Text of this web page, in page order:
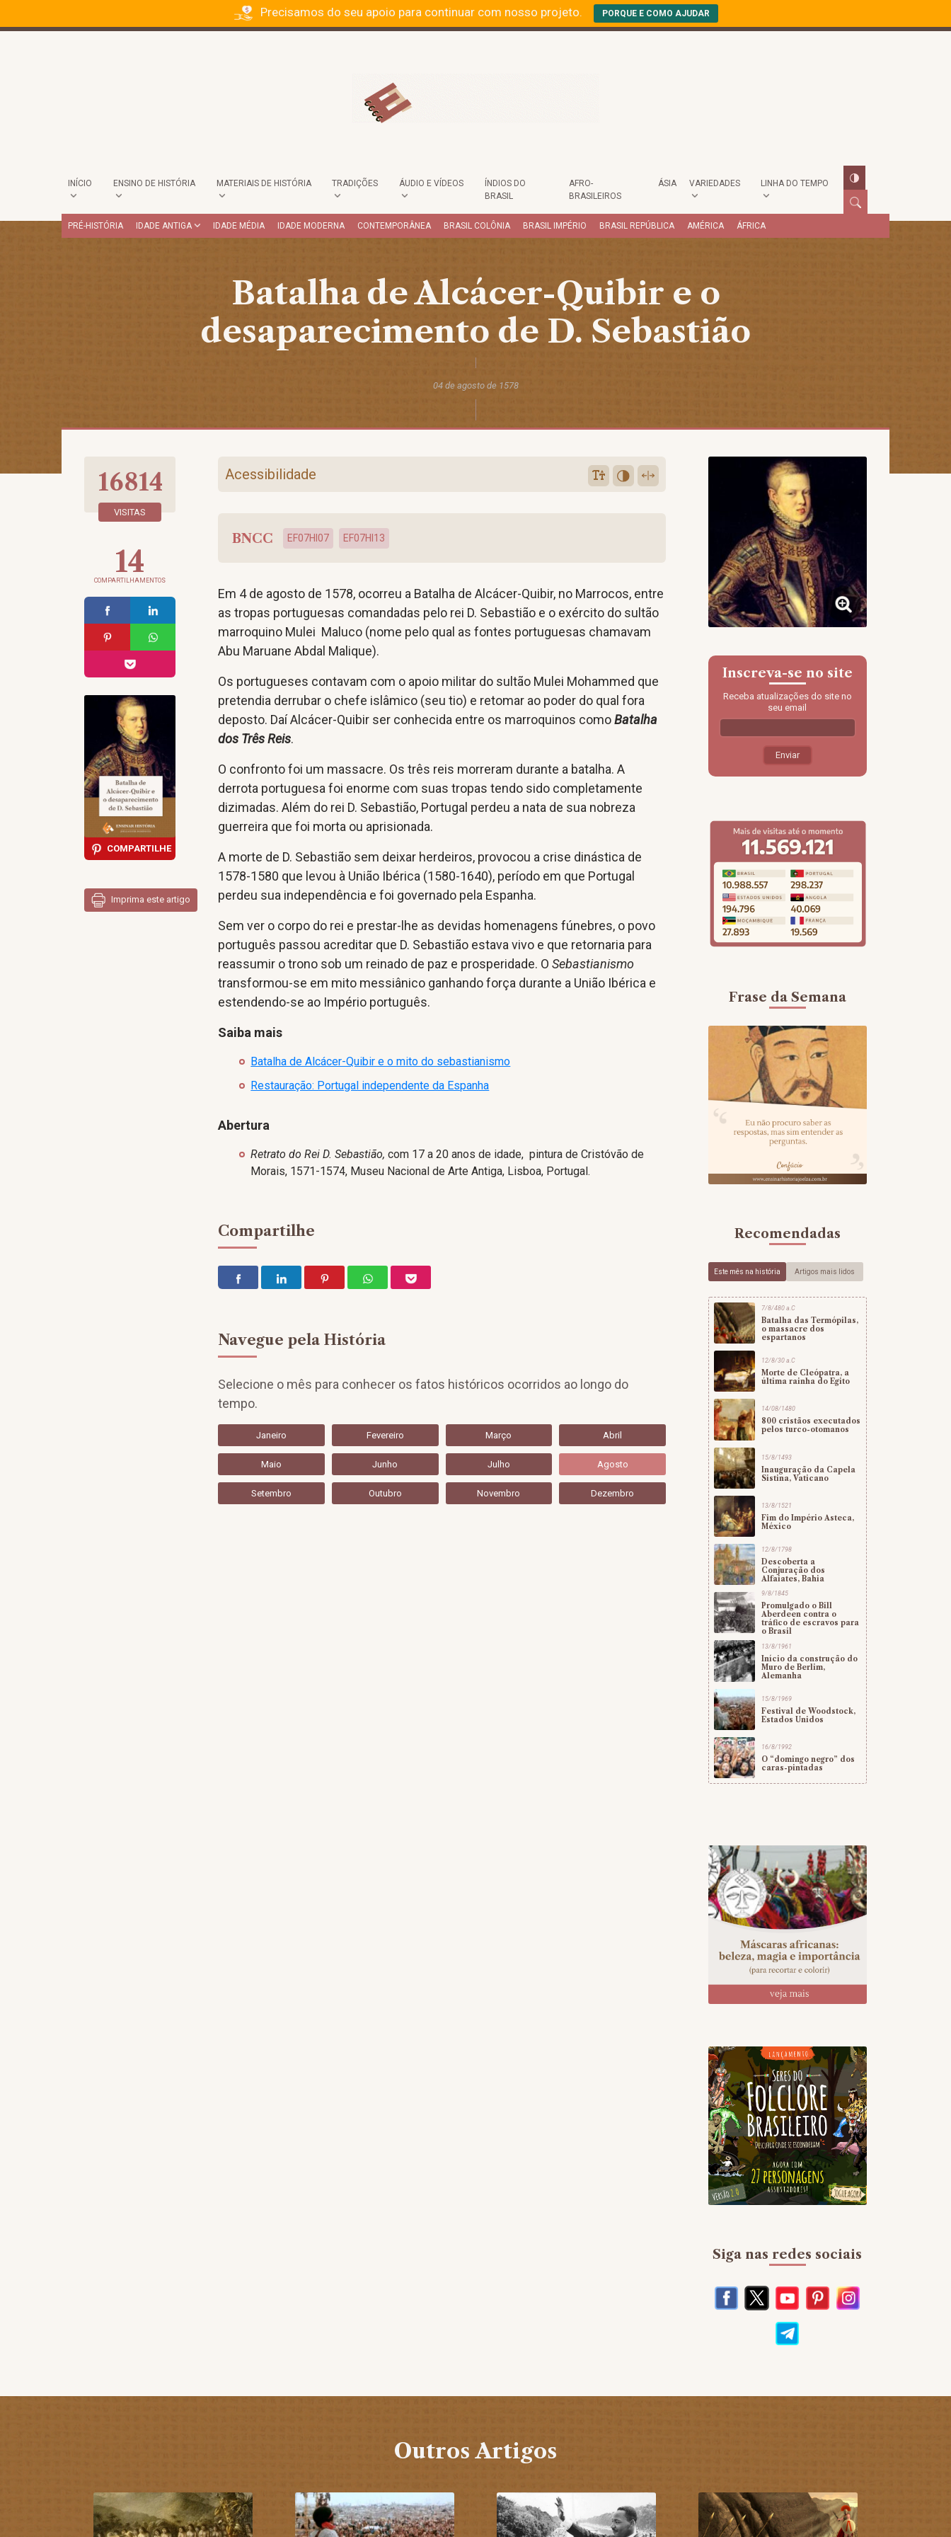
Precisamos do seu apoio para continuar com nosso projeto. PORQUE E COMO AJUDAR
INÍCIO ENSINO DE HISTÓRIA MATERIAIS DE HISTÓRIA TRADIÇÕES ÁUDIO E VÍDEOS
ÍNDIOS DO
BRASIL
AFRO-
BRASILEIROS
ÁSIA VARIEDADES LINHA DO TEMPO
PRÉ-HISTÓRIA IDADE ANTIGA IDADE MÉDIA IDADE MODERNA CONTEMPORÂNEA BRASIL COLÔNIA BRASIL IMPÉRIO BRASIL REPÚBLICA AMÉRICA ÁFRICA
Batalha de Alcácer-Quibir e o
desaparecimento de D. Sebastião
04 de agosto de 1578
16814
VISITAS
14
COMPARTILHAMENTOS
COMPARTILHE
Imprima este artigo
Acessibilidade
BNCC EF07HI07 EF07HI13
Em 4 de agosto de 1578, ocorreu a Batalha de Alcácer-Quibir, no Marrocos, entre
as tropas portuguesas comandadas pelo rei D. Sebastião e o exército do sultão
marroquino Mulei Maluco (nome pelo qual as fontes portuguesas chamavam
Abu Maruane Abdal Malique).
Os portugueses contavam com o apoio militar do sultão Mulei Mohammed que
pretendia derrubar o chefe islâmico (seu tio) e retomar ao poder do qual fora
deposto. Daí Alcácer-Quibir ser conhecida entre os marroquinos comoBatalha
dos Três Reis.
O confronto foi um massacre. Os três reis morreram durante a batalha. A
derrota portuguesa foi enorme com suas tropas tendo sido completamente
dizimadas. Além do rei D. Sebastião, Portugal perdeu a nata de sua nobreza
guerreira que foi morta ou aprisionada.
A morte de D. Sebastião sem deixar herdeiros, provocou a crise dinástica de
1578-1580 que levou à União Ibérica (1580-1640), período em que Portugal
perdeu sua independência e foi governado pela Espanha.
Sem ver o corpo do rei e prestar-lhe as devidas homenagens fúnebres, o povo
português passou acreditar que D. Sebastião estava vivo e que retornaria para
reassumir o trono sob um reinado de paz e prosperidade. OSebastianismo
transformou-se em mito messiânico ganhando força durante a União Ibérica e
estendendo-se ao Império português.
Saiba mais
Batalha de Alcácer-Quibir e o mito do sebastianismo
Restauração: Portugal independente da Espanha
Abertura
Retrato do Rei D. Sebastião, com 17 a 20 anos de idade, pintura de Cristóvão de
Morais, 1571-1574, Museu Nacional de Arte Antiga, Lisboa, Portugal.
Compartilhe
Navegue pela História
Selecione o mês para conhecer os fatos históricos ocorridos ao longo do
tempo.
Janeiro Fevereiro Março Abril
Maio Junho Julho Agosto
Setembro Outubro Novembro Dezembro
Inscreva-se no site
Receba atualizações do site no
seu email
Frase da Semana
Recomendadas
Este mês na história Artigos mais lidos
7/8/480 a.C
Batalha das Termópilas,
o massacre dos
espartanos
12/8/30 a.C
Morte de Cleópatra, a
última rainha do Egito
14/08/1480
800 cristãos executados
pelos turco-otomanos
15/8/1493
Inauguração da Capela
Sistina, Vaticano
13/8/1521
Fim do Império Asteca,
México
12/8/1798
Descoberta a
Conjuração dos
Alfaiates, Bahia
9/8/1845
Promulgado o Bill
Aberdeen contra o
tráfico de escravos para
o Brasil
13/8/1961
Início da construção do
Muro de Berlim,
Alemanha
15/8/1969
Festival de Woodstock,
Estados Unidos
16/8/1992
O “domingo negro” dos
caras-pintadas
Siga nas redes sociais
Outros Artigos